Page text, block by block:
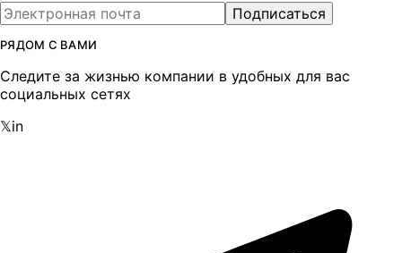
Подписаться
РЯДОМ С ВАМИ
Следите за жизнью компании в удобных для вас
социальных сетях
𝕏in